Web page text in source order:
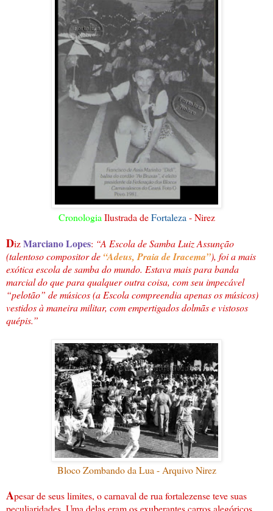
Cronologia Ilustrada deFortaleza - Nirez
DizMarciano Lopes: “A Escola de Samba Luiz Assunção
(talentoso compositor de “Adeus, Praia de Iracema”), foi a mais
exótica escola de samba do mundo. Estava mais para banda
marcial do que para qualquer outra coisa, com seu impecável
“pelotão” de músicos (a Escola compreendia apenas os músicos)
vestidos à maneira militar, com empertigados dolmãs e vistosos
quépis.”
Bloco Zombando da Lua - Arquivo Nirez
Apesar de seus limites, o carnaval de rua fortalezense teve suas
peculiaridades. Uma delas eram os exuberantes carros alegóricos